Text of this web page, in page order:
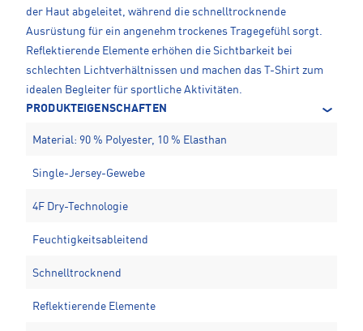
der Haut abgeleitet, während die schnelltrocknende
Ausrüstung für ein angenehm trockenes Tragegefühl sorgt.
Reflektierende Elemente erhöhen die Sichtbarkeit bei
schlechten Lichtverhältnissen und machen das T-Shirt zum
idealen Begleiter für sportliche Aktivitäten.
PRODUKTEIGENSCHAFTEN
Material: 90 % Polyester, 10 % Elasthan
Single-Jersey-Gewebe
4F Dry-Technologie
Feuchtigkeitsableitend
Schnelltrocknend
Reflektierende Elemente